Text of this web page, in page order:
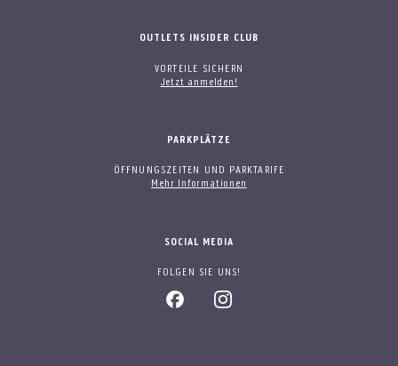
OUTLETS INSIDER CLUB
VORTEILE SICHERN
Jetzt anmelden!
PARKPLÄTZE
ÖFFNUNGSZEITEN UND PARKTARIFE
Mehr Informationen
SOCIAL MEDIA
FOLGEN SIE UNS!